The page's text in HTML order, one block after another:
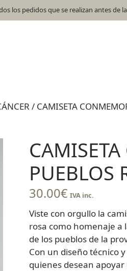
los pedidos que se realizan antes de
/ CAMISETA
PUEBLOS
30.00€ IVA inc.
Viste con orgullo la
rosa como homenaje a
de los pueblos de la
Con un diseño técnico
quienes desean